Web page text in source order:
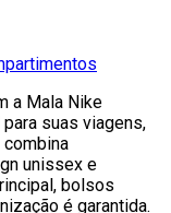
a Mala Nike
suas viagens,
unissex e
bolsos
é garantida.